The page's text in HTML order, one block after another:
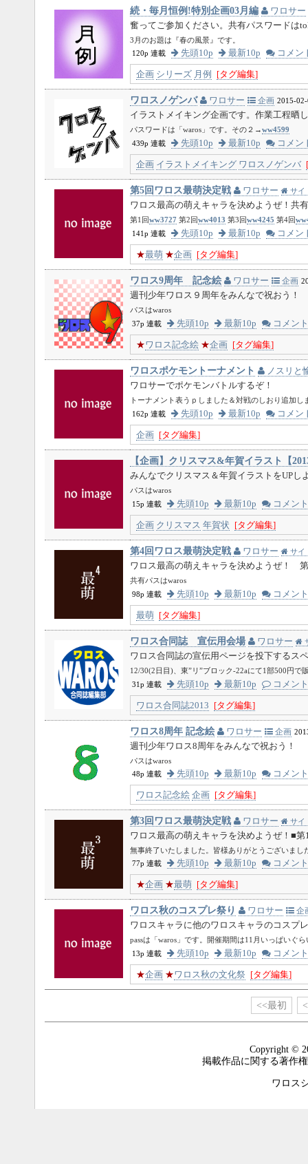
続・毎月恒例!特別企画03月編
ワロサー
奮ってご参加ください。共有パスワードは
3月のお題は『春の風景』です。
120p 連載
先頭10p 最新10p コメン
企画 シリーズ 月例 [タグ編集]
ワロスノゲンバ ワロサー 企画 2015-
イラストメイキング企画です。作業工程晒
パスワードは「waros」です。その２→ww4599
439p 連載
先頭10p 最新10p コメン
企画 イラストメイキング ワロスノゲンバ
第5回ワロス最萌決定戦 ワロサー サイ
ワロス最高の萌えキャラを決めようぜ！共
第1回ww3727 第2回ww4013 第3回ww4245 第4回
141p 連載
先頭10p 最新10p コメン
★最萌 ★企画 [タグ編集]
ワロス9周年 記念絵 ワロサー 企画
週刊少年ワロス９周年をみんなで祝おう！
パスはwaros
37p 連載
先頭10p 最新10p コメント
★ワロス記念絵 ★企画 [タグ編集]
ワロスポケモントーナメント
ノスリと
ワロサーでポケモンバトルするぞ！
トーナメント表うｐしました＆対戦のしおり追加
162p 連載
先頭10p 最新10p コメン
企画 [タグ編集]
【企画】クリスマス&年賀イラスト【
みんなでクリスマス＆年賀イラストをUPし
パスはwaros
15p 連載
先頭10p 最新10p コメント
企画 クリスマス 年賀状 [タグ編集]
第4回ワロス最萌決定戦 ワロサー サイ
ワロス最高の萌えキャラを決めようぜ！
共有パスはwaros
98p 連載
先頭10p 最新10p コメント
最萌 [タグ編集]
ワロス合同誌 宣伝用会場 ワロサー
ワロス合同誌の宣伝用ページを投下するス
12/30(2日目)、東”リ”ブロック-22aにて1部500円で
31p 連載
先頭10p 最新10p コメント
ワロス合同誌2013 [タグ編集]
ワロス8周年 記念絵 ワロサー 企画
週刊少年ワロス8周年をみんなで祝おう！
パスはwaros
48p 連載
先頭10p 最新10p コメント
ワロス記念絵 企画 [タグ編集]
第3回ワロス最萌決定戦 ワロサー サイ
ワロス最高の萌えキャラを決めようぜ！■第
無事終了いたしました。皆様ありがとうございまし
77p 連載
先頭10p 最新10p コメント
★企画 ★最萌 [タグ編集]
ワロス秋のコスプレ祭り ワロサー
企
ワロスキャラに他のワロスキャラのコスプ
passは「waros」です。開催期間は11月いっぱいぐ
13p 連載
先頭10p 最新10p コメント
★企画 ★ワロス秋の文化祭 [タグ編集]
<<最初
Copyright ©
掲載作品に関する著作
ワロス